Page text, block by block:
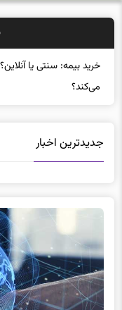
خرید بیمه: سنتی یا
می‌کند؟
جدیدترین اخبار